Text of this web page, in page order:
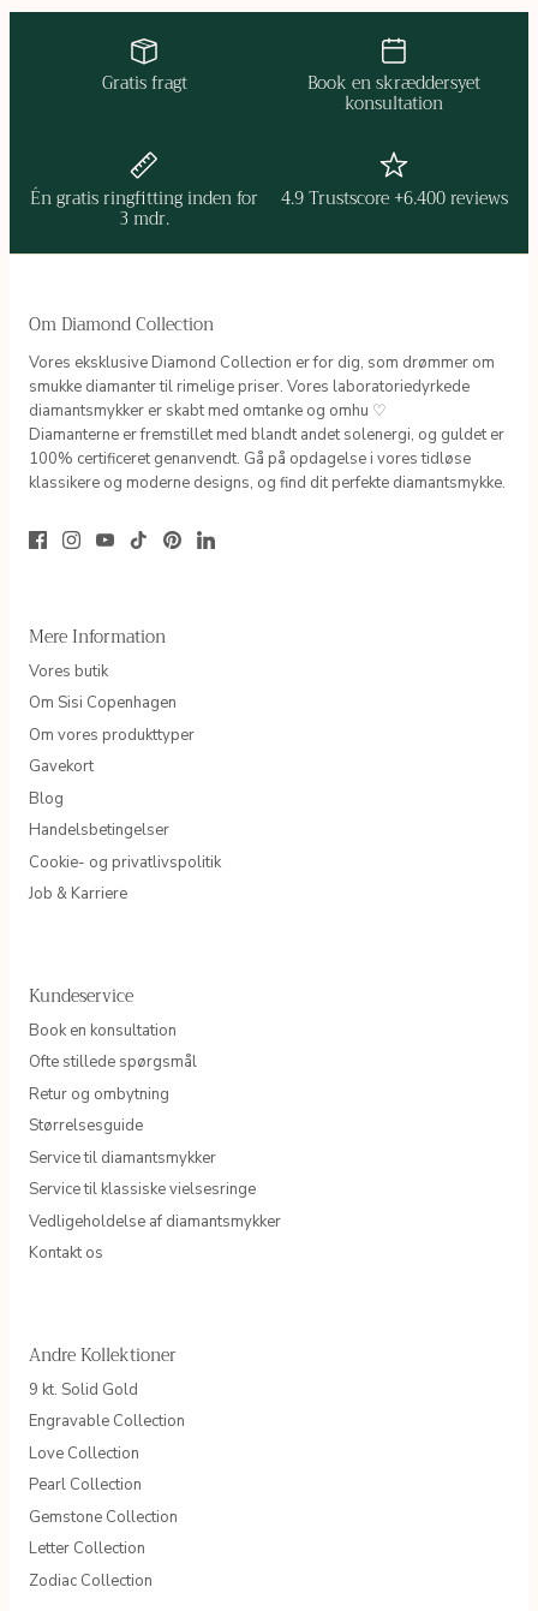
Gratis fragt Book en skræddersyet
konsultation
Én gratis ringfitting inden for
3 mdr.
4.9 Trustscore +6.400 reviews
Om Diamond Collection
Vores eksklusive Diamond Collection er for dig, som drømmer om
smukke diamanter til rimelige priser. Vores laboratoriedyrkede
diamantsmykker er skabt med omtanke og omhu ♡
Diamanterne er fremstillet med blandt andet solenergi, og guldet er
100% certificeret genanvendt. Gå på opdagelse i vores tidløse
klassikere og moderne designs, og find dit perfekte diamantsmykke.
Mere Information
Vores butik
Om Sisi Copenhagen
Om vores produkttyper
Gavekort
Blog
Handelsbetingelser
Cookie- og privatlivspolitik
Job & Karriere
Kundeservice
Book en konsultation
Ofte stillede spørgsmål
Retur og ombytning
Størrelsesguide
Service til diamantsmykker
Service til klassiske vielsesringe
Vedligeholdelse af diamantsmykker
Kontakt os
Andre Kollektioner
9 kt. Solid Gold
Engravable Collection
Love Collection
Pearl Collection
Gemstone Collection
Letter Collection
Zodiac Collection